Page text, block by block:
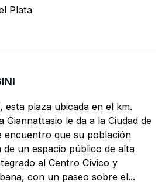
Plata
esta plaza ubicada en el km.
Giannattasio le da a la Ciudad de
encuentro que su población
de un espacio público de alta
al Centro Cívico y
con un paseo sobre el...